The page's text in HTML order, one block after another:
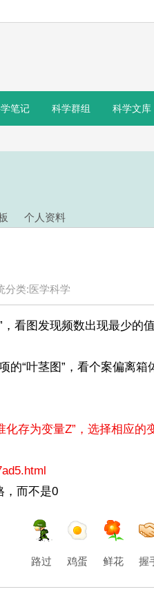
笔记 科学群组 科学文库
个人资料
分类:医学科学
，看图发现频数出现最少
的“叶茎图”，看个案偏
化存为变量Z”，选择相应
，而不是0
路过 鸡蛋 鲜花 握